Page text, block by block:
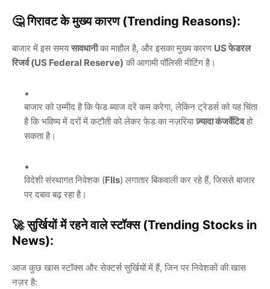
🤔गिरावट के मुख्य कारण (Trending Reasons):
बाजार में इस समयसावधानीका माहौल है, और इसका मुख्य कारण US फेडरल
रिजर्व (US Federal Reserve) की आगामी पॉलिसी मीटिंग है।
बाजार को उम्मीद है कि फेड ब्याज दरें कम करेगा, लेकिन ट्रेडर्स को यह चिंता
है कि भविष्य में दरों में कटौती को लेकर फेड का नज़रियाज़्यादा कंजर्वेटिवहो
सकता है।
विदेशी संस्थागत निवेशक (FIIs) लगातार बिकवाली कर रहे हैं, जिससे बाजार
पर दबाव बढ़ रहा है।
🚀सुर्खियों में रहने वाले स्टॉक्स (Trending Stocks in
News):
आज कुछ खास स्टॉक्स और सेक्टर्स सुर्खियों में हैं, जिन पर निवेशकों की खास
नज़र है: